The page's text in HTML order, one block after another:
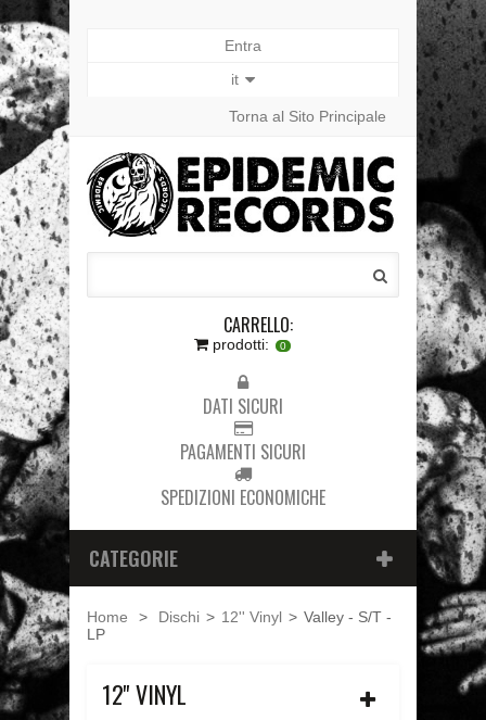
Entra
it
Torna al Sito Principale
CARRELLO:
prodotti: 0
DATI SICURI
PAGAMENTI SICURI
SPEDIZIONI ECONOMICHE
CATEGORIE
Home > Dischi > 12'' Vinyl > Valley - S/T -
LP
12'' VINYL